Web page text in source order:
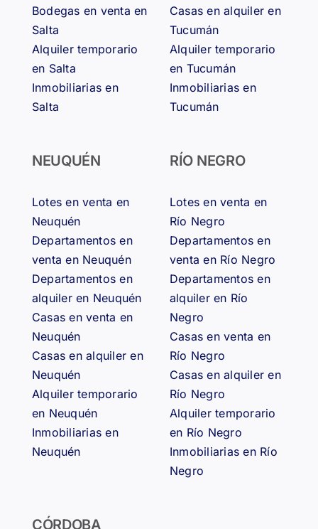
Bodegas en venta en
Salta
Alquiler temporario
en Salta
Inmobiliarias en
Salta
Casas en alquiler en
Tucumán
Alquiler temporario
en Tucumán
Inmobiliarias en
Tucumán
NEUQUÉN
Lotes en venta en
Neuquén
Departamentos en
venta en Neuquén
Departamentos en
alquiler en Neuquén
Casas en venta en
Neuquén
Casas en alquiler en
Neuquén
Alquiler temporario
en Neuquén
Inmobiliarias en
Neuquén
RÍO NEGRO
Lotes en venta en
Río Negro
Departamentos en
venta en Río Negro
Departamentos en
alquiler en Río
Negro
Casas en venta en
Río Negro
Casas en alquiler en
Río Negro
Alquiler temporario
en Río Negro
Inmobiliarias en Río
Negro
CÓRDOBA